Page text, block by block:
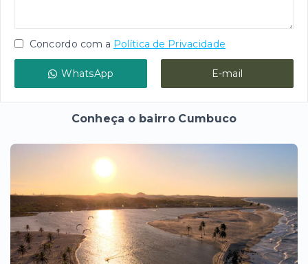
Concordo com a Política de Privacidade
WhatsApp E-mail
Conheça o bairro Cumbuco